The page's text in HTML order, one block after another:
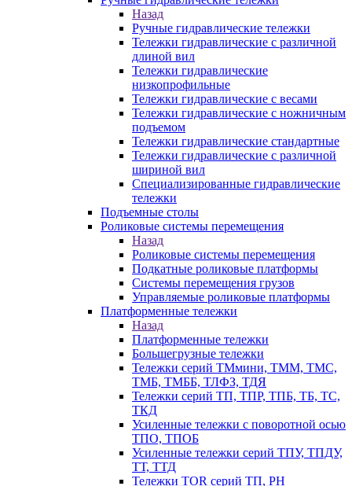
Назад
Ручные гидравлические тележки
Тележки гидравлические с различной
длиной вил
Тележки гидравлические
низкопрофильные
Тележки гидравлические с весами
Тележки гидравлические с ножничным
подъемом
Тележки гидравлические стандартные
Тележки гидравлические с различной
шириной вил
Специализированные гидравлические
тележки
Подъемные столы
Роликовые системы перемещения
Назад
Роликовые системы перемещения
Подкатные роликовые платформы
Системы перемещения грузов
Управляемые роликовые платформы
Платформенные тележки
Назад
Платформенные тележки
Большегрузные тележки
Тележки серий ТМмини, ТММ, ТМС,
ТМБ, ТМББ, ТЛФЗ, ТДЯ
Тележки серий ТП, ТПР, ТПБ, ТБ, ТС,
ТКД
Усиленные тележки с поворотной осью
ТПО, ТПОБ
Усиленные тележки серий ТПУ, ТПДУ,
ТТ, ТТД
Тележки TOR серий ТП, PH